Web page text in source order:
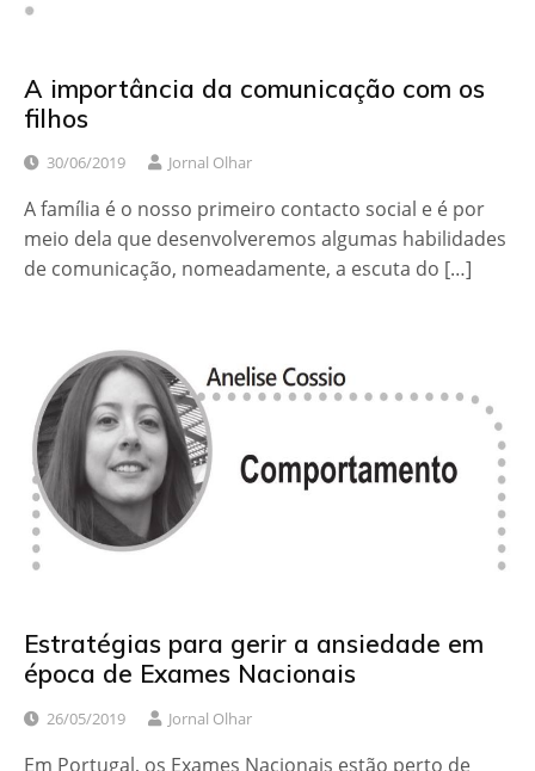
A importância da comunicação com os
filhos
30/06/2019 Jornal Olhar
A família é o nosso primeiro contacto social e é por
meio dela que desenvolveremos algumas habilidades
de comunicação, nomeadamente, a escuta do […]
Estratégias para gerir a ansiedade em
época de Exames Nacionais
26/05/2019 Jornal Olhar
Em Portugal, os Exames Nacionais estão perto de